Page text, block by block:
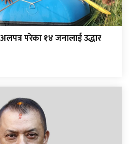
परेका १४ जनालाई उद्धार